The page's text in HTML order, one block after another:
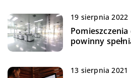
19 sierpnia 2022
powinny
13 sierpnia 2021